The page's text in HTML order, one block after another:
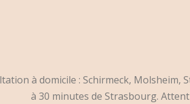
à domicile : Schirmeck,
à 30 minutes de Strasbourg.